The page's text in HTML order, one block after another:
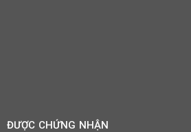
ĐƯỢC CHỨNG NHẬN